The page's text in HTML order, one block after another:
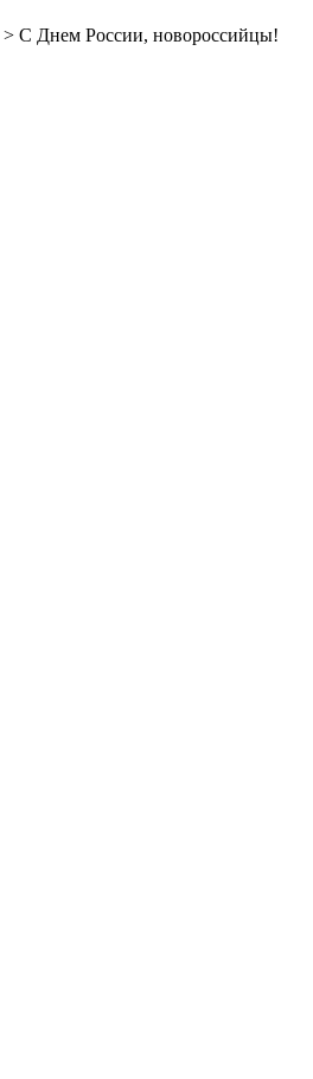
> C Днем России, новороссийцы!